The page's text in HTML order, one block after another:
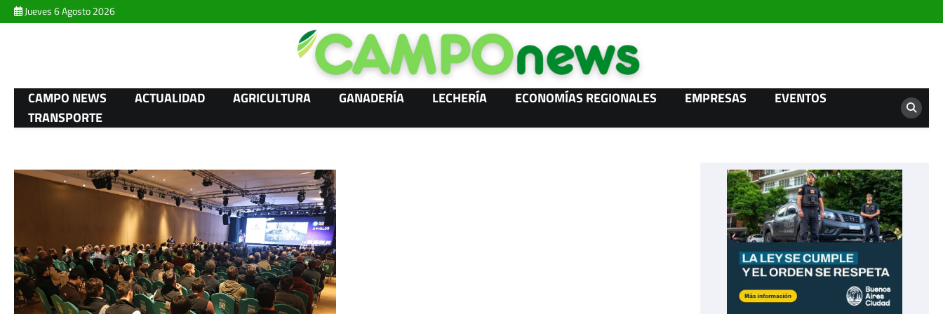
Skip
to
Jueves 6 Agosto 2026
CAMPO NEWS ACTUALIDAD AGRICULTURA GANADERÍA LECHERÍA ECONOMÍAS REGIONALES EMPRESAS
EVENTOS
TRANSPORTE